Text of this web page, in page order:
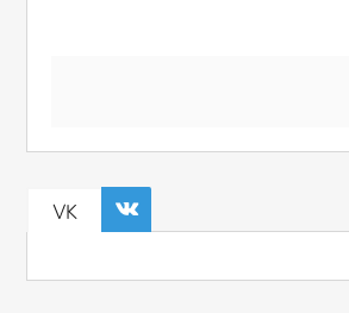
VK